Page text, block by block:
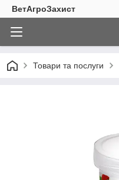
ВетАгроЗахист
Товари та послуги